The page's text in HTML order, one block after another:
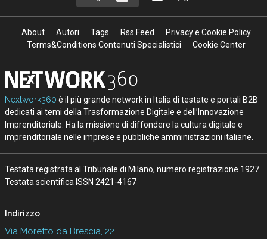
About Autori Tags Rss Feed
Privacy e Cookie Policy
Terms&Conditions Contenuti Specialistici
Cookie Center
Nextwork360 è il più grande network in Italia di testate e portali B2B
dedicati ai temi della Trasformazione Digitale e dell’Innovazione
Imprenditoriale. Ha la missione di diffondere la cultura digitale e
imprenditoriale nelle imprese e pubbliche amministrazioni italiane.
Testata registrata al Tribunale di Milano, numero registrazione 1927.
Testata scientifica ISSN 2421-4167
Indirizzo
Via Moretto da Brescia, 22